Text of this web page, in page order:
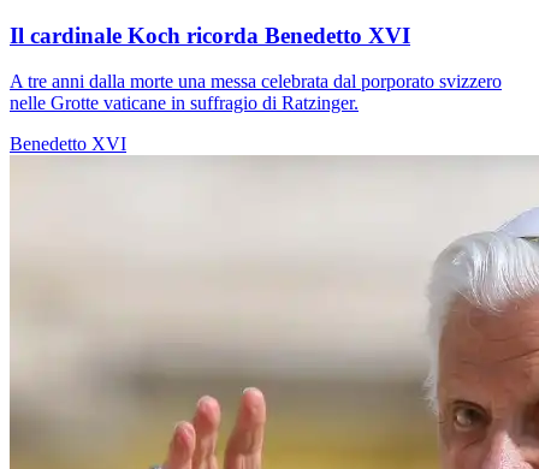
Il cardinale Koch ricorda Benedetto XVI
A tre anni dalla morte una messa celebrata dal porporato svizzero
nelle Grotte vaticane in suffragio di Ratzinger.
Benedetto XVI